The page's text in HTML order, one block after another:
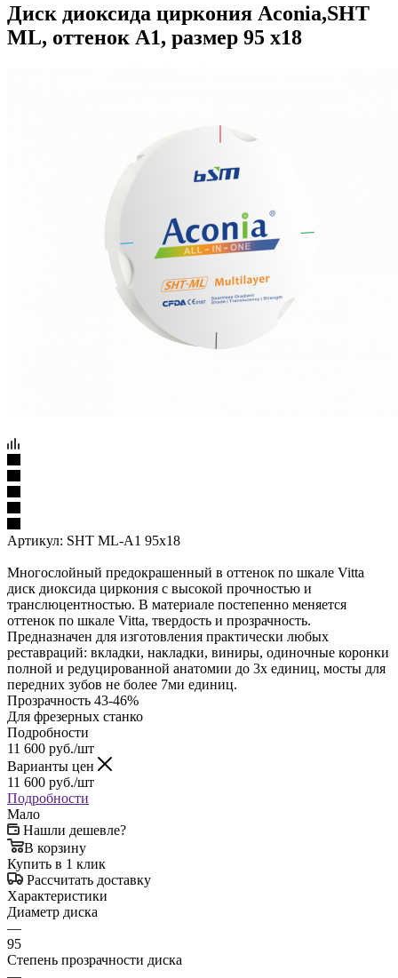
Диск диоксида циркония Aconia,SHT
ML, оттенок A1, размер 95 x18
Артикул: SHT ML-A1 95x18
Многослойный предокрашенный в оттенок по шкале Vitta
диск диоксида циркония с высокой прочностью и
транслюцентностью. В материале постепенно меняется
оттенок по шкале Vitta, твердость и прозрачность.
Предназначен для изготовления практически любых
реставраций: вкладки, накладки, виниры, одиночные коронки
полной и редуцированной анатомии до 3х единиц, мосты для
передних зубов не более 7ми единиц.
Прозрачность 43-46%
Для фрезерных станко
Подробности
11 600 руб./шт
Варианты цен
11 600 руб./шт
Подробности
Мало
Нашли дешевле?
В корзину
Купить в 1 клик
Рассчитать доставку
Характеристики
Диаметр диска
—
95
Степень прозрачности диска